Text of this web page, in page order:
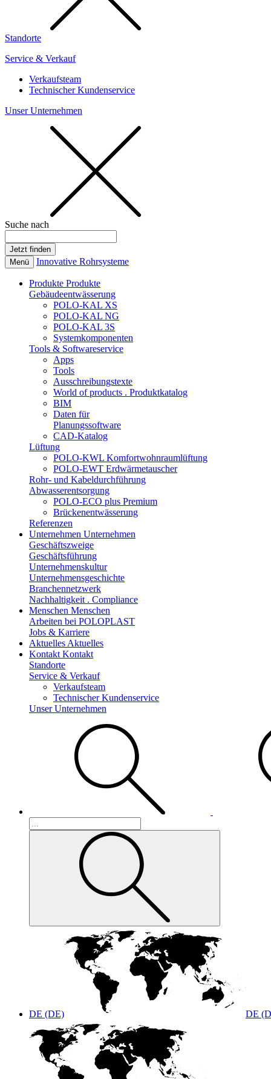
Standorte
Service & Verkauf
Verkaufsteam
Technischer Kundenservice
Unser Unternehmen
Suche nach
Menü Innovative Rohrsysteme
Produkte Produkte
Gebäudeentwässerung
POLO-KAL XS
POLO-KAL NG
POLO-KAL 3S
Systemkomponenten
Tools & Softwareservice
Apps
Tools
Ausschreibungstexte
World of products . Produktkatalog
BIM
Daten für
Planungssoftware
CAD-Katalog
Lüftung
POLO-KWL Komfortwohnraumlüftung
POLO-EWT Erdwärmetauscher
Rohr- und Kabeldurchführung
Abwasserentsorgung
POLO-ECO plus Premium
Brückenentwässerung
Referenzen
Unternehmen Unternehmen
Geschäftszweige
Geschäftsführung
Unternehmenskultur
Unternehmensgeschichte
Branchennetzwerk
Nachhaltigkeit . Compliance
Menschen Menschen
Arbeiten bei POLOPLAST
Jobs & Karriere
Aktuelles Aktuelles
Kontakt Kontakt
Standorte
Service & Verkauf
Verkaufsteam
Technischer Kundenservice
Unser Unternehmen
DE (DE) DE